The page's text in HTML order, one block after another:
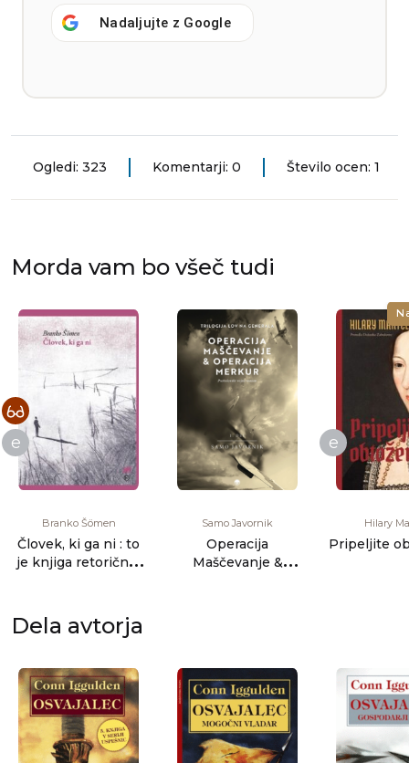
Nadaljujte z Google
Ogledi: 323 Komentarji: 0 Število ocen: 1
Morda vam bo všeč tudi
e
Branko Šömen
Človek, ki ga ni : to
je knjiga retoričnih
Samo Javornik
Operacija
Maščevanje &
e
Hilary
Pripeljite
Dela avtorja